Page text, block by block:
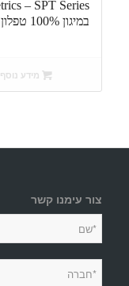
במיגון 100% טפלון
מידע נוסף
צור עימנו קשר